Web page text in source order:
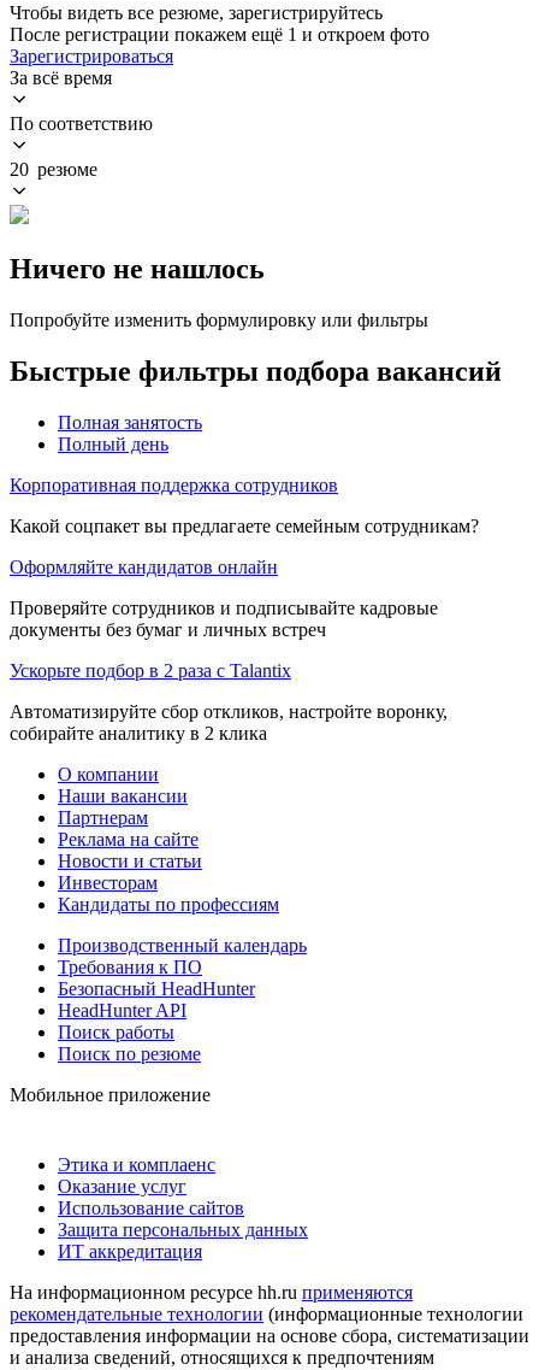
Чтобы видеть все резюме, зарегистрируйтесь
После регистрации покажем ещё 1 и откроем фото
Зарегистрироваться
За всё время
По соответствию
20 резюме
Ничего не нашлось
Попробуйте изменить формулировку или фильтры
Быстрые фильтры подбора вакансий
Полная занятость
Полный день
Корпоративная поддержка сотрудников
Какой соцпакет вы предлагаете семейным сотрудникам?
Оформляйте кандидатов онлайн
Проверяйте сотрудников и подписывайте кадровые
документы без бумаг и личных встреч
Ускорьте подбор в 2 раза с Talantix
Автоматизируйте сбор откликов, настройте воронку,
собирайте аналитику в 2 клика
О компании
Наши вакансии
Партнерам
Реклама на сайте
Новости и статьи
Инвесторам
Кандидаты по профессиям
Производственный календарь
Требования к ПО
Безопасный HeadHunter
HeadHunter API
Поиск работы
Поиск по резюме
Мобильное приложение
Этика и комплаенс
Оказание услуг
Использование сайтов
Защита персональных данных
ИТ аккредитация
На информационном ресурсе hh.ru применяются
рекомендательные технологии (информационные технологии
предоставления информации на основе сбора, систематизации
и анализа сведений, относящихся к предпочтениям